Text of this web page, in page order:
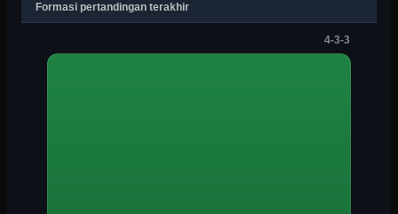
Formasi pertandingan terakhir
4-3-3